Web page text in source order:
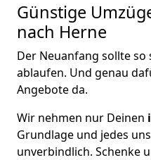
Günstige
nach Herne
Der Neuanfang sollte
ablaufen. Und genau
Angebote da.
Wir nehmen nur Deinen
Grundlage und jedes
unverbindlich. Schenke